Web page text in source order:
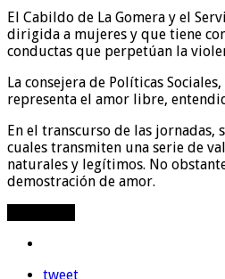
El Cabildo de La Gomera y el
dirigida a mujeres y que tiene
conductas que perpetúan la
La consejera de Políticas
representa el amor libre,
En el transcurso de las jornadas,
cuales transmiten una serie de
naturales y legítimos. No
demostración de amor.
tweet